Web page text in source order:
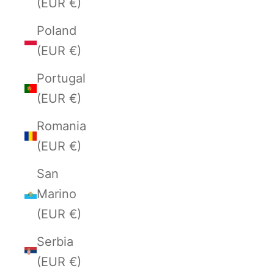
Poland
(EUR €)
Portugal
(EUR €)
Romania
(EUR €)
San
Marino
(EUR €)
Serbia
(EUR €)